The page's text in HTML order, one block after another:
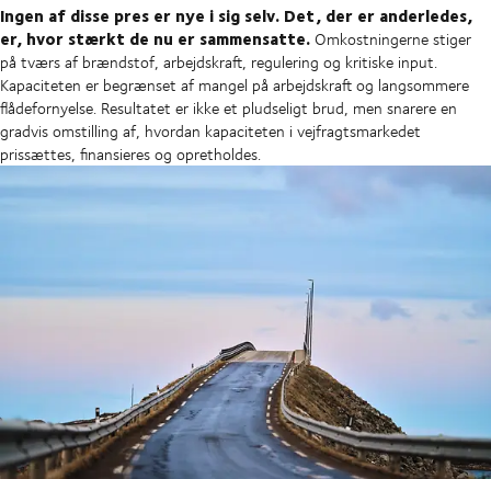
Ingen af disse pres er nye i sig selv. Det, der er anderledes,
er, hvor stærkt de nu er sammensatte.Omkostningerne stiger
på tværs af brændstof, arbejdskraft, regulering og kritiske input.
Kapaciteten er begrænset af mangel på arbejdskraft og langsommere
flådefornyelse. Resultatet er ikke et pludseligt brud, men snarere en
gradvis omstilling af, hvordan kapaciteten i vejfragtsmarkedet
prissættes, finansieres og opretholdes.